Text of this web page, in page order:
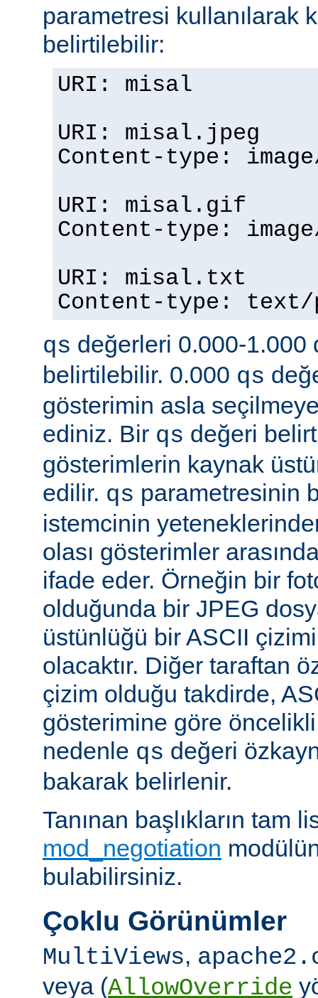
parametresi kullanılarak
belirtilebilir:
URI: misal
URI: misal.jpeg
Content-type:
URI: misal.gif
Content-type:
URI: misal.txt
Content-type:
qs değerleri 0.000-1.000
belirtilebilir. 0.000 qs
gösterimin asla
ediniz. Bir qs değeri
gösterimlerin kaynak
edilir. qs parametresinin
istemcinin
olası gösterimler
ifade eder. Örneğin bir
olduğunda bir JPEG
üstünlüğü bir ASCII
olacaktır. Diğer taraftan
çizim olduğu takdirde,
gösterimine göre
nedenle qs değeri
bakarak belirlenir.
Tanınan başlıkların tam
mod_negotiation
bulabilirsiniz.
Çoklu Görünümler
MultiViews,
veya (AllowOverride